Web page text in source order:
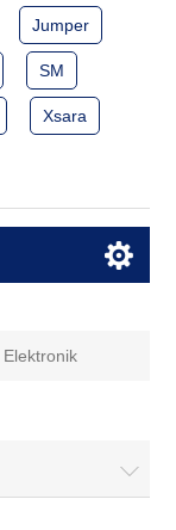
Jumper
SM
Xsara